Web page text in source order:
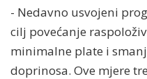
- Nedavno usvojeni
cilj povećanje
minimalne plate i
doprinosa. Ove mjere